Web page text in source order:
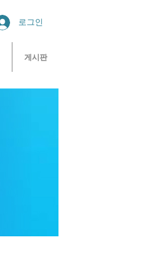
로그인
게시판